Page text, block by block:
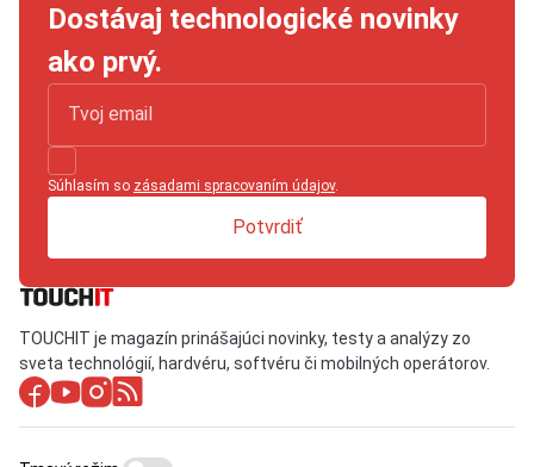
Dostávaj technologické novinky
ako prvý.
Súhlasím so zásadami spracovaním údajov.
Potvrdiť
TOUCHIT je magazín prinášajúci novinky, testy a analýzy zo
sveta technológií, hardvéru, softvéru či mobilných operátorov.